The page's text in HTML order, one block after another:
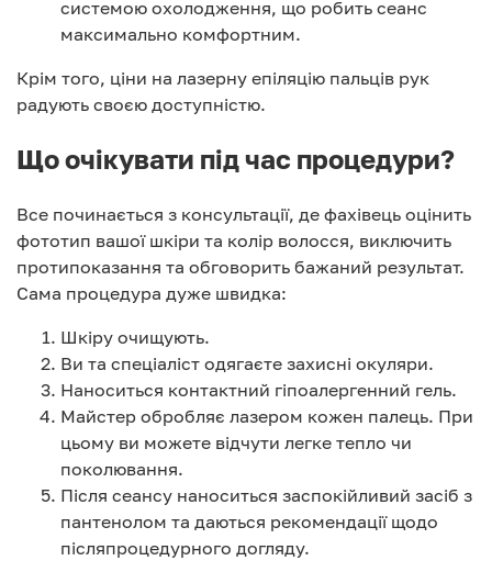
системою охолодження, що робить сеанс
максимально комфортним.
Крім того, ціни на лазерну епіляцію пальців рук
радують своєю доступністю.
Що очікувати під час процедури?
Все починається з консультації, де фахівець оцінить
фототип вашої шкіри та колір волосся, виключить
протипоказання та обговорить бажаний результат.
Сама процедура дуже швидка:
Шкіру очищують.
Ви та спеціаліст одягаєте захисні окуляри.
Наноситься контактний гіпоалергенний гель.
Майстер обробляє лазером кожен палець. При
цьому ви можете відчути легке тепло чи
поколювання.
Після сеансу наноситься заспокійливий засіб з
пантенолом та даються рекомендації щодо
післяпроцедурного догляду.